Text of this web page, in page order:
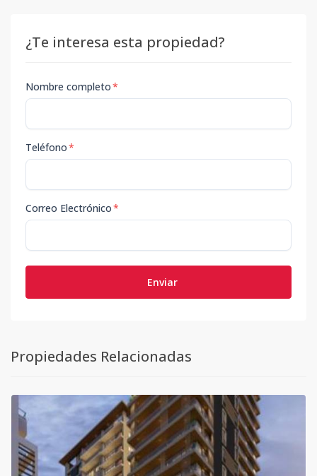
¿Te interesa esta propiedad?
Nombre completo*
Teléfono*
Correo Electrónico*
Enviar
Propiedades Relacionadas